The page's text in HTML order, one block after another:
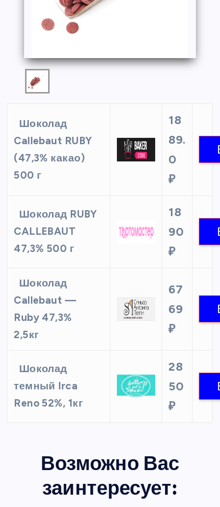
Шоколад
Callebaut RUBY
(47,3% какао)
500 г
18
89.
0
₽
Шоколад RUBY
CALLEBAUT
47,3% 500 г
18
90
₽
Шоколад
Callebaut —
Ruby 47,3%
2,5кг
67
69
₽
Шоколад
темный Irca
Reno 52%, 1кг
28
50
₽
Возможно Вас
заинтересует: